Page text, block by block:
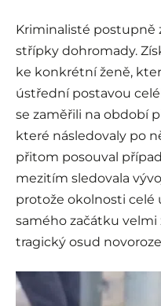
Kriminalisté postupně
střípky dohromady.
ke konkrétní ženě,
ústřední postavou
se zaměřili na období
které následovaly po
přitom posouval
mezitím sledovala
protože okolnosti celé
samého začátku velmi
tragický osud